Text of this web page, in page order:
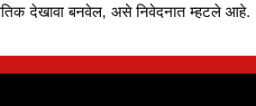
देखावा बनवेल, असे निवेदनात म्हटले आहे.